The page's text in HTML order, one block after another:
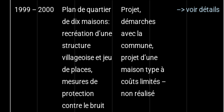
1999 – 2000
Plan de quartier
de dix maisons:
recréation d’une
structure
villageoise et jeu
de places,
mesures de
protection
contre le bruit
Projet,
démarches
avec la
commune,
projet d’une
maison type à
coûts limités –
non réalisé
–> voir détails